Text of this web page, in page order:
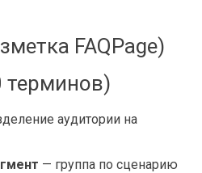
FAQPage)
терминов)
аудитории на
— группа по сценарию